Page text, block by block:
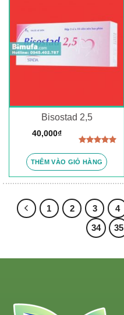
Bisostad 2,5
hạng5.00
5 sao
40,000₫
THÊM VÀO GIỎ HÀNG
1 2 3 4
34
35